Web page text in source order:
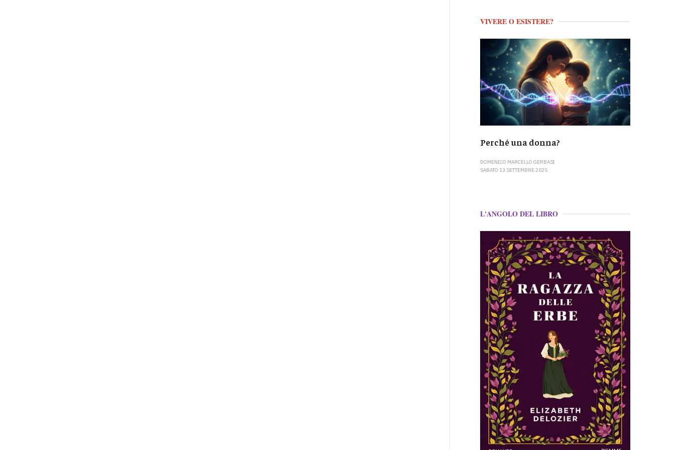
VIVERE O ESISTERE?
Perché una donna?
DOMENICO MARCELLO GERBASI
SABATO 13 SETTEMBRE 2025
L'ANGOLO DEL LIBRO